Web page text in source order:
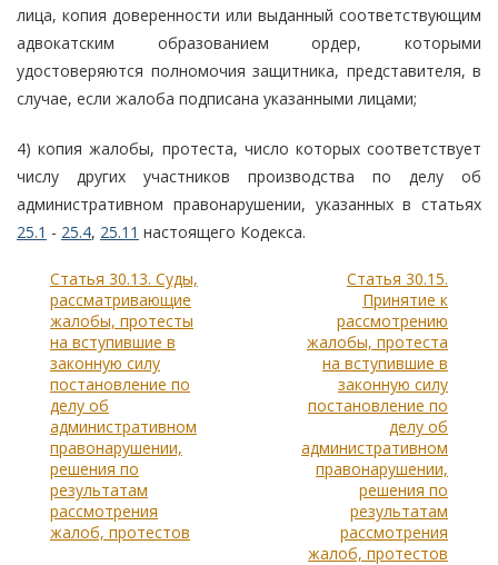
лица, копия доверенности или выданный соответствующим
адвокатским образованием ордер, которыми
удостоверяются полномочия защитника, представителя, в
случае, если жалоба подписана указанными лицами;
4) копия жалобы, протеста, число которых соответствует
числу других участников производства по делу об
административном правонарушении, указанных в статьях
25.1 - 25.4, 25.11 настоящего Кодекса.
Статья 30.13. Суды,
рассматривающие
жалобы, протесты
на вступившие в
законную силу
постановление по
делу об
административном
правонарушении,
решения по
результатам
рассмотрения
жалоб, протестов
Статья 30.15.
Принятие к
рассмотрению
жалобы, протеста
на вступившие в
законную силу
постановление по
делу об
административном
правонарушении,
решения по
результатам
рассмотрения
жалоб, протестов